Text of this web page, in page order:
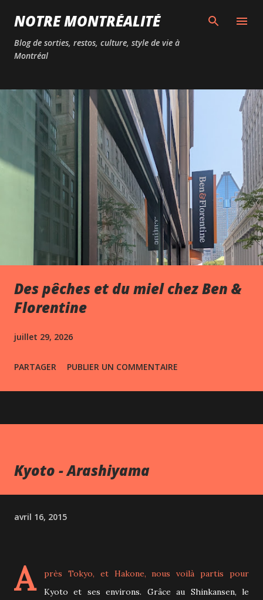
Passer au contenu principal
NOTRE MONTRÉALITÉ
Blog de sorties, restos, culture, style de vie à
Montréal
Des pêches et du miel chez Ben &
Florentine
juillet 29, 2026
PARTAGER PUBLIER UN COMMENTAIRE
Kyoto - Arashiyama
avril 16, 2015
A
près Tokyo, et Hakone, nous voilà partis pour
Kyoto et ses environs. Grâce au Shinkansen, le